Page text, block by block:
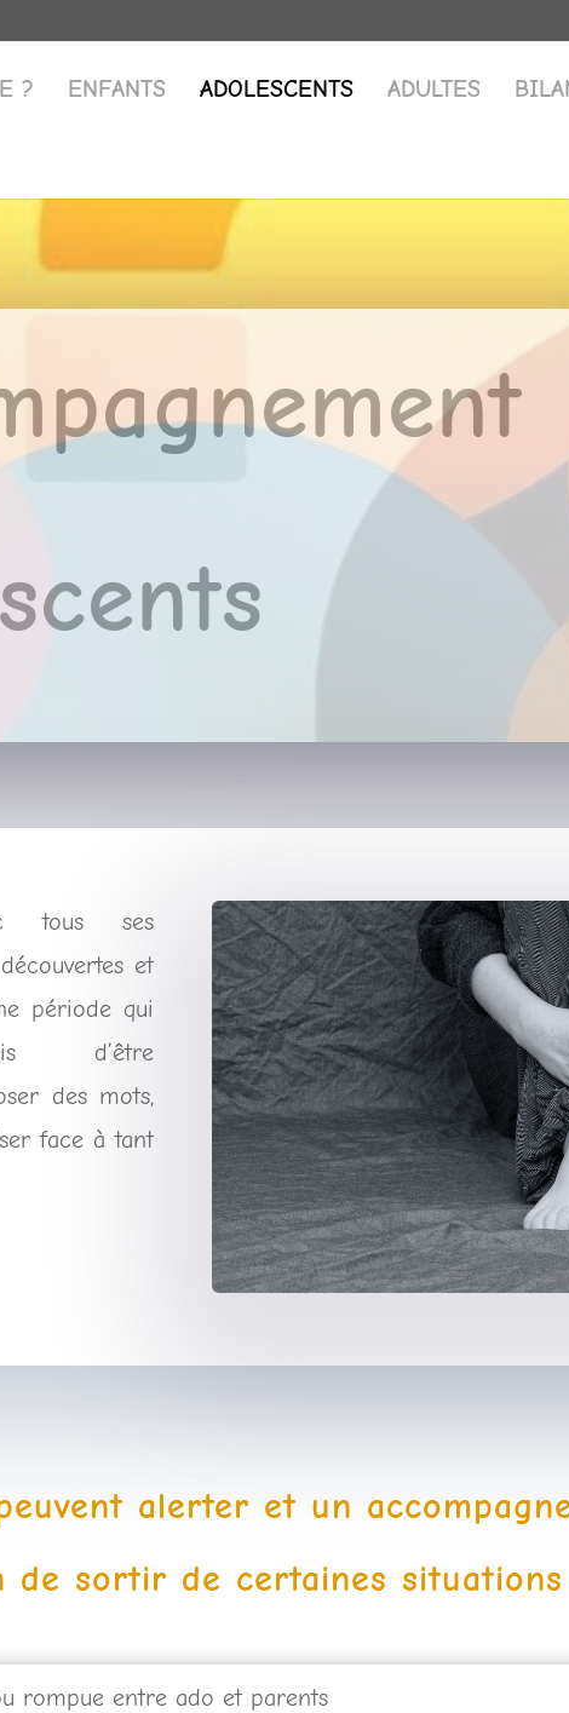
? ENFANTS ADOLESCENTS ADULTES
tous ses
et
période qui
d’être
des mots,
face à tant
alerter et un
de sortir de certaines situations
rompue entre ado et parents